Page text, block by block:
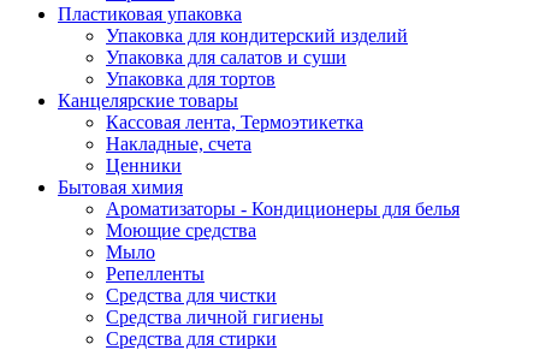
Пластиковая упаковка
Упаковка для кондитерский изделий
Упаковка для салатов и суши
Упаковка для тортов
Канцелярские товары
Кассовая лента, Термоэтикетка
Накладные, счета
Ценники
Бытовая химия
Ароматизаторы - Кондиционеры для белья
Моющие средства
Мыло
Репелленты
Средства для чистки
Средства личной гигиены
Средства для стирки